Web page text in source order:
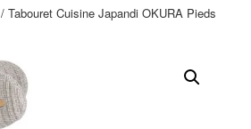
/ Tabouret Cuisine Japandi OKURA Pieds